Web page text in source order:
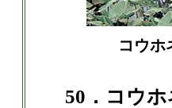
コウ
50．コウホ